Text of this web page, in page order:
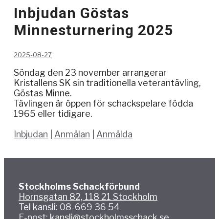
Inbjudan Göstas
Minnesturnering 2025
2025-08-27
Söndag den 23 november arrangerar
Kristallens SK sin traditionella veterantävling,
Göstas Minne.
Tävlingen är öppen för schackspelare födda
1965 eller tidigare.
Inbjudan
Anmälan Anmälda
Stockholms Schackförbund
Hornsgatan 82, 118 21 Stockholm
Tel kansli: 08-669 36 54